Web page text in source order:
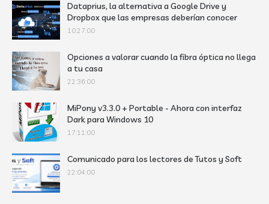
Dataprius, la alternativa a Google Drive y
Dropbox que las empresas deberían conocer
10:27:00
Opciones a valorar cuando la fibra óptica no llega
a tu casa
22:36:00
MiPony v3.3.0 + Portable - Ahora con interfaz
Dark para Windows 10
17:11:00
Comunicado para los lectores de Tutos y Soft
22:04:00